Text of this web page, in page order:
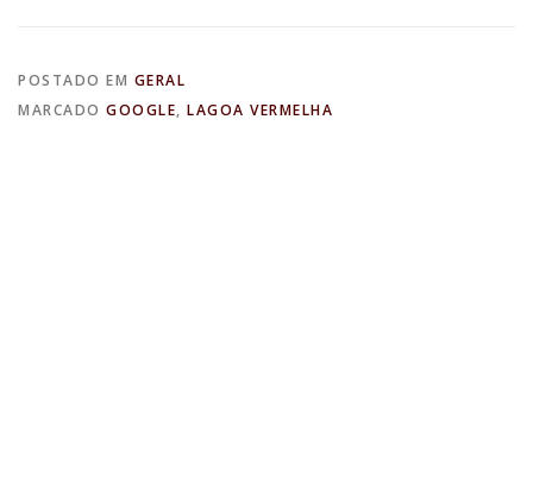
POSTADO EM GERAL
MARCADO GOOGLE, LAGOA VERMELHA